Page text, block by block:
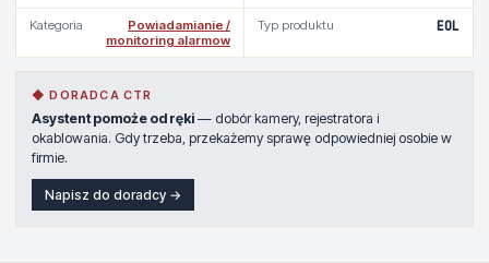
Kategoria
Powiadamianie /
monitoring alarmow
Typ produktu EOL
◆ DORADCA CTR
Asystent pomoże od ręki — dobór kamery, rejestratora i
okablowania. Gdy trzeba, przekażemy sprawę odpowiedniej osobie w
firmie.
Napisz do doradcy →